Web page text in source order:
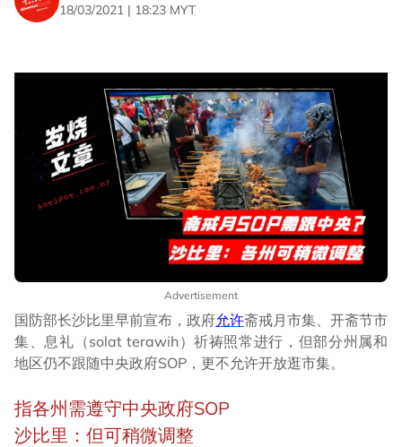
18/03/2021 | 18:23 MYT
Advertisement
国防部长沙比里早前宣布，政府允许斋戒月市集、开斋节市
集、息礼（solat terawih）祈祷照常进行，但部分州属和
地区仍不跟随中央政府SOP，更不允许开放逛市集。
指各州需遵守中央政府SOP
沙比里：但可稍微调整